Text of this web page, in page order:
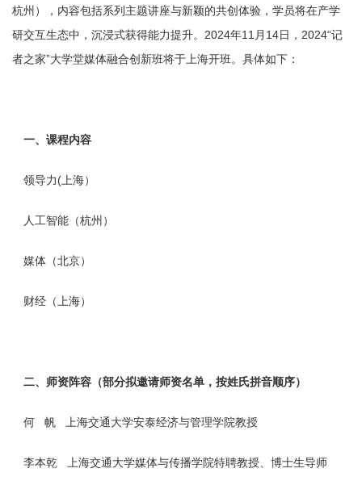
杭州），内容包括系列主题讲座与新颖的共创体验，学员将在产学
研交互生态中，沉浸式获得能力提升。2024年11月14日，2024“记
者之家”大学堂媒体融合创新班将于上海开班。具体如下：
一、课程内容
领导力(上海）
人工智能（杭州）
媒体（北京）
财经（上海）
二、师资阵容（部分拟邀请师资名单，按姓氏拼音顺序）
何 帆 上海交通大学安泰经济与管理学院教授
李本乾 上海交通大学媒体与传播学院特聘教授、博士生导师